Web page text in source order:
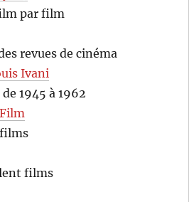
par film
revues de cinéma
Ivani
1945 à 1962
films